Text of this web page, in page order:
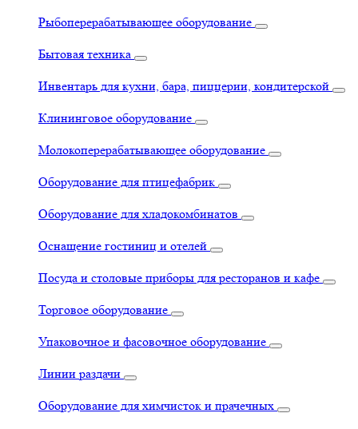
Рыбоперерабатывающее оборудование
Бытовая техника
Инвентарь для кухни, бара, пиццерии, кондитерской
Клининговое оборудование
Молокоперерабатывающее оборудование
Оборудование для птицефабрик
Оборудование для хладокомбинатов
Оснащение гостиниц и отелей
Посуда и столовые приборы для ресторанов и кафе
Торговое оборудование
Упаковочное и фасовочное оборудование
Линии раздачи
Оборудование для химчисток и прачечных